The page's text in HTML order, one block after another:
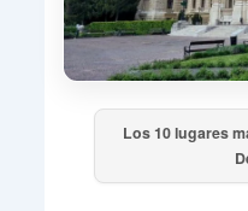
Los 10 lugares